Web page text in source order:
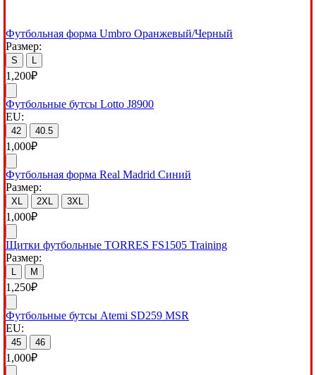
Футбольная форма Umbro Оранжевый/Черный
Размер:
S
1,200₽
Футбольные бутсы Lotto J8900
EU:
42 40.5
1,000₽
Футбольная форма Real Madrid Синий
Размер:
XL 2XL 3XL
1,000₽
Щитки футбольные TORRES FS1505 Training
Размер:
M
1,250₽
Футбольные бутсы Atemi SD259 MSR
EU:
45 46
1,000₽